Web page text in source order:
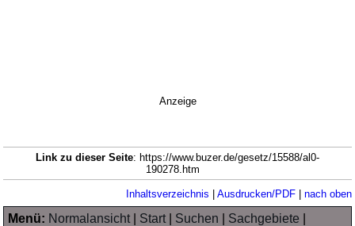
Anzeige
Link zu dieser Seite: https://www.buzer.de/gesetz/15588/al0-
190278.htm
Inhaltsverzeichnis | Ausdrucken/PDF| nach oben
Menü: Normalansicht| Start| Suchen Sachgebiete